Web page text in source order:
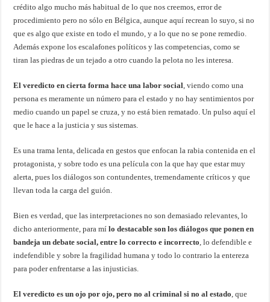
crédito algo mucho más habitual de lo que nos creemos, error de
procedimiento pero no sólo en Bélgica, aunque aquí recrean lo suyo, si no
que es algo que existe en todo el mundo, y a lo que no se pone remedio.
Además expone los escalafones políticos y las competencias, como se
tiran las piedras de un tejado a otro cuando la pelota no les interesa.
El veredicto en cierta forma hace una labor social, viendo como una
persona es meramente un número para el estado y no hay sentimientos por
medio cuando un papel se cruza, y no está bien rematado. Un pulso aquí el
que le hace a la justicia y sus sistemas.
Es una trama lenta, delicada en gestos que enfocan la rabia contenida en el
protagonista, y sobre todo es una película con la que hay que estar muy
alerta, pues los diálogos son contundentes, tremendamente críticos y que
llevan toda la carga del guión.
Bien es verdad, que las interpretaciones no son demasiado relevantes, lo
dicho anteriormente, para mílo destacable son los diálogos que ponen en
bandeja un debate social, entre lo correcto e incorrecto, lo defendible e
indefendible y sobre la fragilidad humana y todo lo contrario la entereza
para poder enfrentarse a las injusticias.
El veredicto es un ojo por ojo, pero no al criminal si no al estado, que